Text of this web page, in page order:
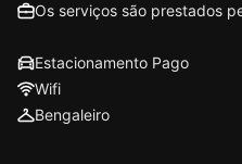
Os serviços são prestados
Estacionamento Pago
Wifi
Bengaleiro